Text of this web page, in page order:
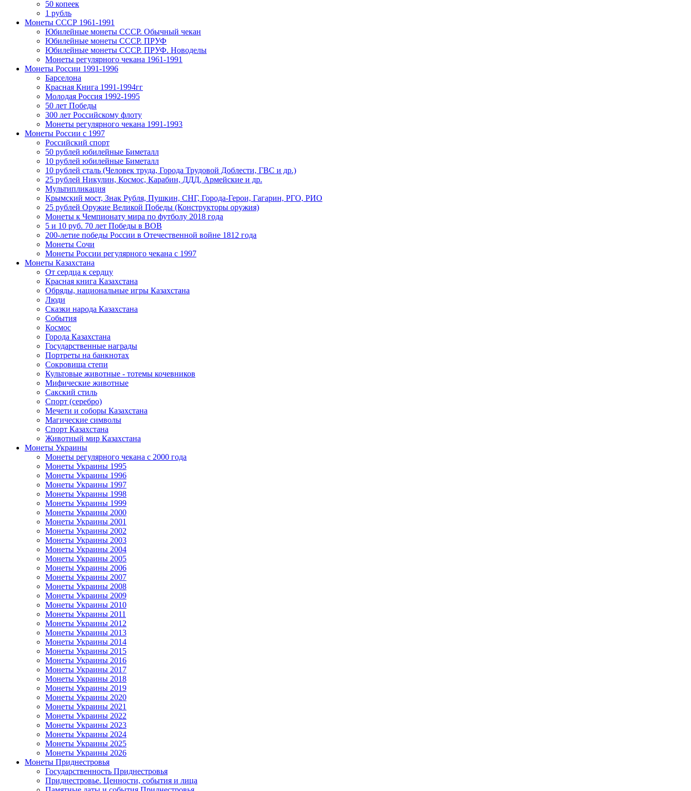
50 копеек
1 рубль
Монеты СССР 1961-1991
Юбилейные монеты СССР. Обычный чекан
Юбилейные монеты СССР. ПРУФ
Юбилейные монеты СССР. ПРУФ. Новоделы
Монеты регулярного чекана 1961-1991
Монеты России 1991-1996
Барселона
Красная Книга 1991-1994гг
Молодая Россия 1992-1995
50 лет Победы
300 лет Российскому флоту
Монеты регулярного чекана 1991-1993
Монеты России c 1997
Российский спорт
50 рублей юбилейные Биметалл
10 рублей юбилейные Биметалл
10 рублей сталь (Человек труда, Города Трудовой Доблести, ГВС и др.)
25 рублей Никулин, Космос, Карабин, ДДД, Армейские и др.
Мультипликация
Крымский мост, Знак Рубля, Пушкин, СНГ, Города-Герои, Гагарин, РГО, РИО
25 рублей Оружие Великой Победы (Конструкторы оружия)
Монеты к Чемпионату мира по футболу 2018 года
5 и 10 руб. 70 лет Победы в ВОВ
200-летие победы России в Отечественной войне 1812 года
Монеты Сочи
Монеты России регулярного чекана с 1997
Монеты Казахстана
От сердца к сердцу
Красная книга Казахстана
Обряды, национальные игры Казахстана
Люди
Сказки народа Казахстана
События
Космос
Города Казахстана
Государственные награды
Портреты на банкнотах
Сокровища степи
Культовые животные - тотемы кочевников
Мифические животные
Сакский стиль
Спорт (серебро)
Мечети и соборы Казахстана
Магические символы
Спорт Казахстана
Животный мир Казахстана
Монеты Украины
Монеты регулярного чекана с 2000 года
Монеты Украины 1995
Монеты Украины 1996
Монеты Украины 1997
Монеты Украины 1998
Монеты Украины 1999
Монеты Украины 2000
Монеты Украины 2001
Монеты Украины 2002
Монеты Украины 2003
Монеты Украины 2004
Монеты Украины 2005
Монеты Украины 2006
Монеты Украины 2007
Монеты Украины 2008
Монеты Украины 2009
Монеты Украины 2010
Монеты Украины 2011
Монеты Украины 2012
Монеты Украины 2013
Монеты Украины 2014
Монеты Украины 2015
Монеты Украины 2016
Монеты Украины 2017
Монеты Украины 2018
Монеты Украины 2019
Монеты Украины 2020
Монеты Украины 2021
Монеты Украины 2022
Монеты Украины 2023
Монеты Украины 2024
Монеты Украины 2025
Монеты Украины 2026
Монеты Приднестровья
Государственность Приднестровья
Приднестровье. Ценности, события и лица